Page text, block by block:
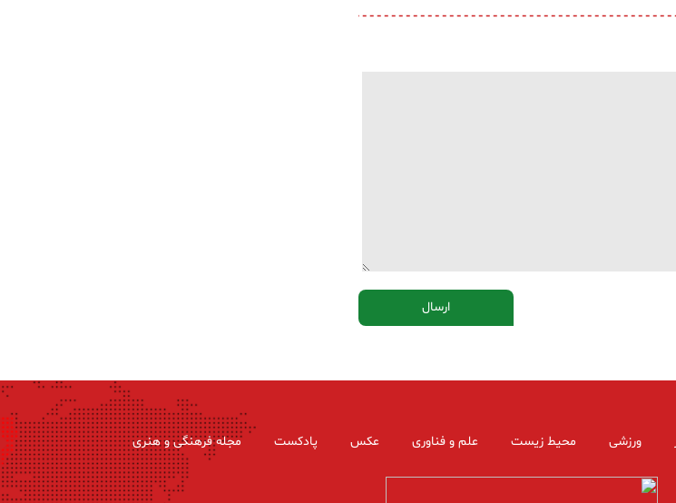
ورزشی محیط زیست علم و فناوری عکس پادکست مجله فرهنگی و هنری